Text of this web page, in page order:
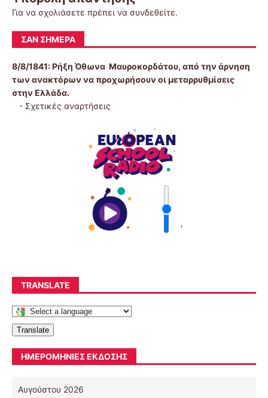
Για να σχολιάσετε πρέπει να συνδεθείτε.
ΣΑΝ ΣΉΜΕΡΑ
8/8/1841:Ρήξη Όθωνα  Μαυροκορδάτου, από την άρνηση
των ανακτόρων να προχωρήσουν οι μεταρρυθμίσεις
στην Ελλάδα.
- Σχετικές αναρτήσεις
'
TRANSLATE
Translate
ΗΜΕΡΟΜΗΝΊΕΣ ΈΚΔΟΣΗΣ
Αυγούστου 2026